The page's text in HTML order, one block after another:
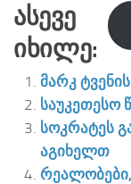
Ასევე
Იხილე:
მარკ
საუკეთესო
სოკრატეს
აგიხელთ